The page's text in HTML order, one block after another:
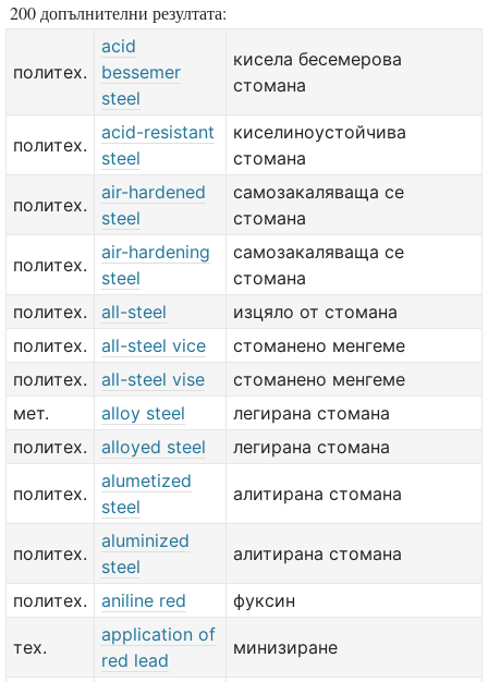
200 допълнителни резултата:
политех.
acid
bessemer
steel
кисела бесемерова
стомана
политех.
acid-resistant
steel
киселиноустойчива
стомана
политех.
air-hardened
steel
самозакаляваща се
стомана
политех.
air-hardening
steel
самозакаляваща се
стомана
политех.
all-steel
изцяло от стомана
политех.
all-steel vice
стоманено менгеме
политех.
all-steel vise
стоманено менгеме
мет.
alloy steel
легирана стомана
политех.
alloyed steel легирана стомана
политех.
alumetized
steel
алитирана стомана
политех.
aluminized
steel
алитирана стомана
политех. aniline red фуксин
тех.
application of
red lead
минизиране